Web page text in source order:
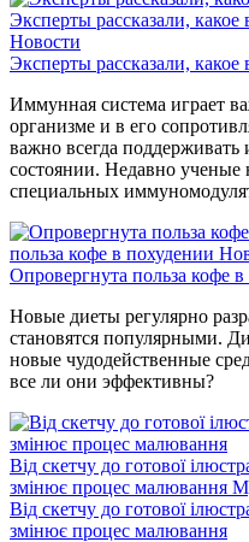
Эксперты рассказали,
Новости
Эксперты рассказали,
Иммунная система играет
организме и в его
важно всегда
состоянии. Недавно ученые
специальных
польза кофе в похудении
Опровергнута польза кофе
Новые диеты регулярно
становятся популярными.
новые чудодейственные
все ли они эффективны?
Від скетчу до готової
змінює процес малювання
Від скетчу до готової
змінює процес малювання